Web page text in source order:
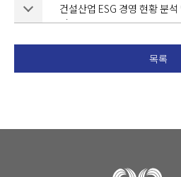
건설산업 ESG 경영 현황 분
연구
목록